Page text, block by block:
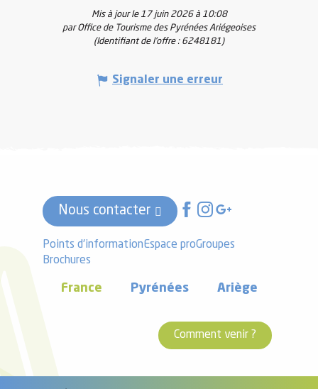
Mis à jour le 17 juin 2026 à 10:08
par Office de Tourisme des Pyrénées Ariégeoises
(Identifiant de l'offre : 6248181 )
Signaler une erreur
Nous contacter
Points d'informationEspace proGroupes
Brochures
France Pyrénées Ariège
Comment venir ?